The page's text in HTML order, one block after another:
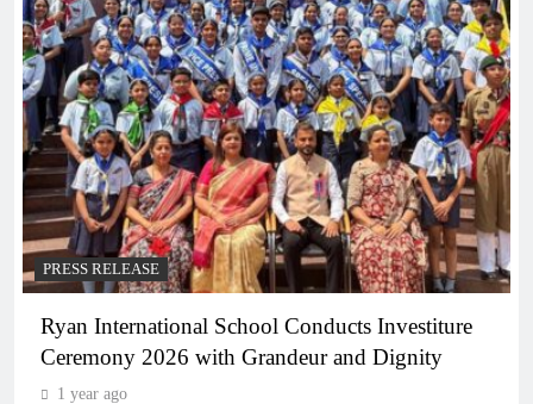
PRESS RELEASE
Ryan International School Conducts Investiture
Ceremony 2026 with Grandeur and Dignity
1 year ago